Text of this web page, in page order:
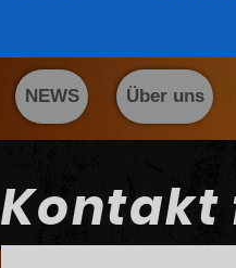
NEWS Über uns